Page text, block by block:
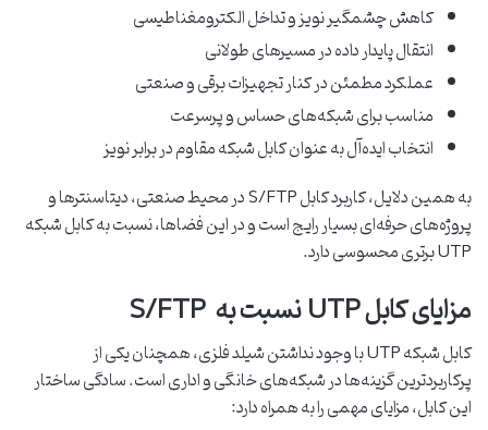
کاهش چشمگیر نویز و تداخل الکترومغناطیسی
انتقال پایدار داده در مسیرهای طولانی
عملکرد مطمئن در کنار تجهیزات برقی و صنعتی
مناسب برای شبکه‌های حساس و پرسرعت
انتخاب ایده‌آل به‌ عنوان کابل شبکه مقاوم در برابر نویز
به همین دلایل، کاربرد کابل S/FTP در محیط صنعتی، دیتاسنترها و
پروژه‌های حرفه‌ای بسیار رایج است و در این فضاها، نسبت به کابل شبکه
UTP برتری محسوسی دارد.
مزایای کابل UTP نسبت به S/FTP
کابل شبکه UTP با وجود نداشتن شیلد فلزی، همچنان یکی از
پرکاربردترین گزینه‌ها در شبکه‌های خانگی و اداری است. سادگی ساختار
این کابل، مزایای مهمی را به همراه دارد: